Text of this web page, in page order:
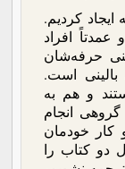
ایجاد کردیم.
افراد
حرفه‌شان
است.
و هم به
گروهی انجام
خودمان
دو کتاب را